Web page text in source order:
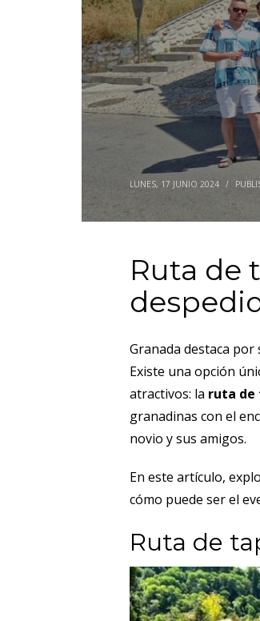
LUNES, 17 JUNIO 2024 /
Ruta de
Granada destaca
Existe una opción
atractivos: la ruta de
granadinas con el
novio y sus amigos.
En este artículo,
cómo puede ser el
Ruta de